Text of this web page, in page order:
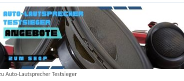
Auto-Lautsprecher Testsieger